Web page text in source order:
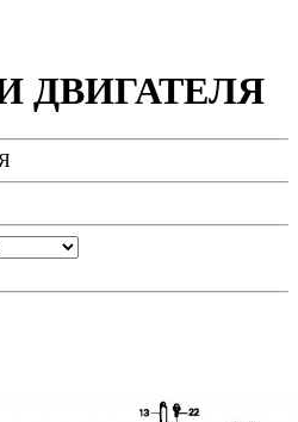
ДВИГАТЕЛЯ